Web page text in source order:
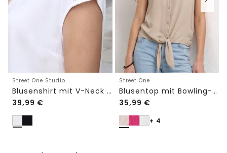
Street One Studio
Blusenshirt mit V-Neck und Spitze
39,99 €
Street One
Blusentop mit Bowling-Kragen und Knoten
35,99 €
+ 4